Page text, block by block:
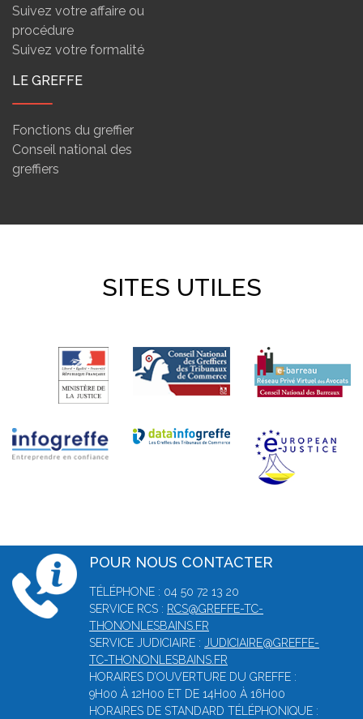
Suivez votre affaire ou
procédure
Suivez votre formalité
LE GREFFE
Fonctions du greffier
Conseil national des
greffiers
SITES UTILES
POUR NOUS CONTACTER
TÉLÉPHONE : 04 50 72 13 20
SERVICE RCS : RCS@GREFFE-TC-
THONONLESBAINS.FR
SERVICE JUDICIAIRE : JUDICIAIRE@GREFFE-
TC-THONONLESBAINS.FR
HORAIRES D’OUVERTURE DU GREFFE :
9H00 À 12H00 ET DE 14H00 À 16H00
HORAIRES DE STANDARD TÉLÉPHONIQUE :